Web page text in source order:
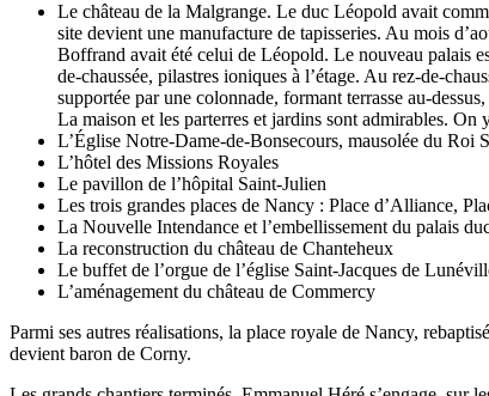
Le château de la Malgrange. Le duc Léopold avait
site devient une manufacture de tapisseries. Au mois
Boffrand avait été celui de Léopold. Le nouveau palais
de-chaussée, pilastres ioniques à l’étage. Au rez-de-
supportée par une colonnade, formant terrasse au-
La maison et les parterres et jardins sont admirables.
L’Église Notre-Dame-de-Bonsecours, mausolée du Roi
L’hôtel des Missions Royales
Le pavillon de l’hôpital Saint-Julien
Les trois grandes places de Nancy : Place d’Alliance,
La Nouvelle Intendance et l’embellissement du palais
La reconstruction du château de Chanteheux
Le buffet de l’orgue de l’église Saint-Jacques de
L’aménagement du château de Commercy
Parmi ses autres réalisations, la place royale de Nancy,
devient baron de Corny.